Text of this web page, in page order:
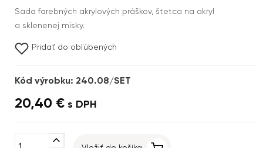
Sada farebných akrylových práškov, štetca na akryl
a sklenenej misky.
Pridať do obľúbených
Kód výrobku: 240.08/SET
20,40 € s DPH
expand_less